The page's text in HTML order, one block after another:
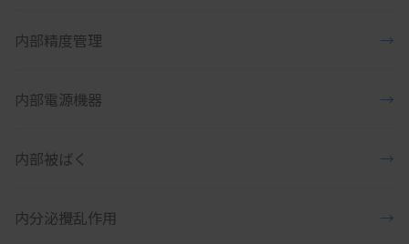
内部精度管理 →
内部電源機器 →
内部被ばく →
内分泌攪乱作用 →